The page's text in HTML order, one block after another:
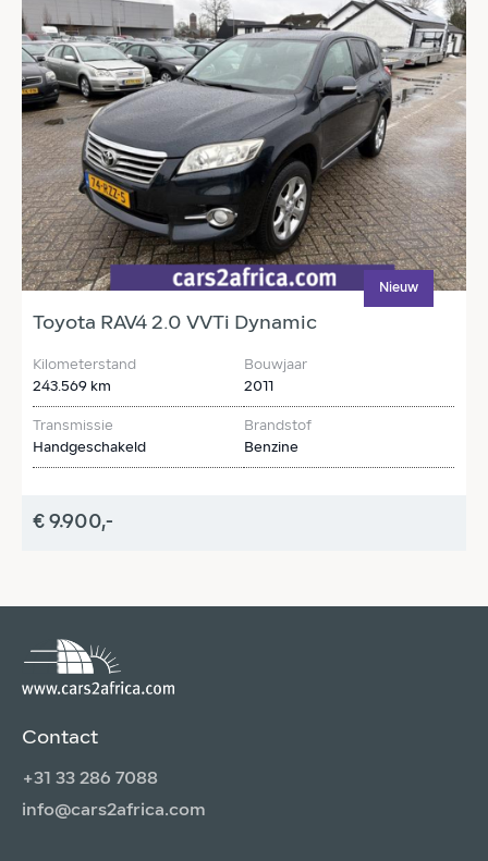
Nieuw
Toyota RAV4 2.0 VVTi Dynamic
Kilometerstand
243.569 km
Bouwjaar
2011
Transmissie
Handgeschakeld
Brandstof
Benzine
€ 9.900,-
Contact
+31 33 286 7088
info@cars2africa.com